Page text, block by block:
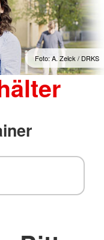
Foto: A. Zelck / DRKS